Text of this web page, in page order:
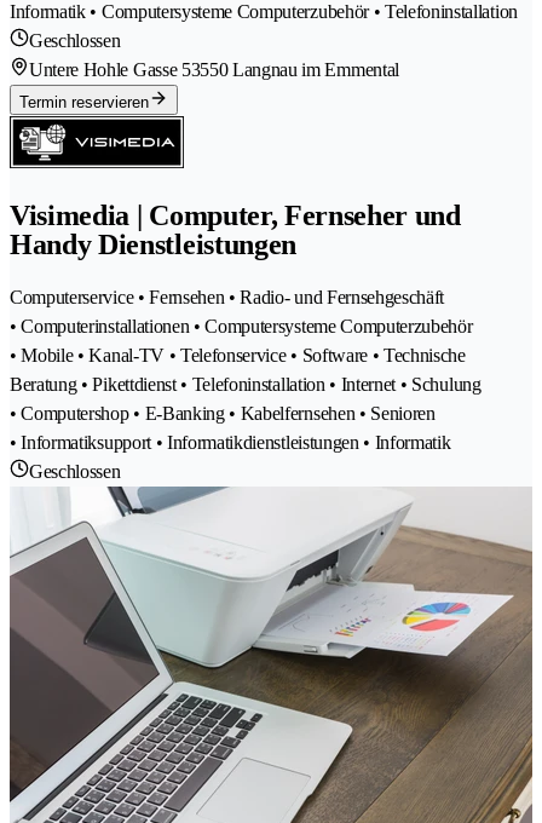
Informatik • Computersysteme Computerzubehör • Telefoninstallation
Geschlossen
Untere Hohle Gasse 53550 Langnau im Emmental
Termin reservieren
Visimedia | Computer, Fernseher und
Handy Dienstleistungen
Computerservice • Fernsehen • Radio- und Fernsehgeschäft
• Computerinstallationen • Computersysteme Computerzubehör
• Mobile • Kanal-TV • Telefonservice • Software • Technische
Beratung • Pikettdienst • Telefoninstallation • Internet • Schulung
• Computershop • E-Banking • Kabelfernsehen • Senioren
• Informatiksupport • Informatikdienstleistungen • Informatik
Geschlossen